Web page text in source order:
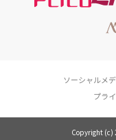
ソーシャルメ
プラ
Copyright (c)